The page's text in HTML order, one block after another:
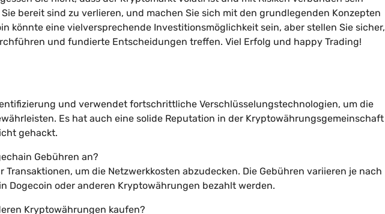
bereit sind zu verlieren, und machen Sie sich mit den grundlegenden Konzepten
könnte eine vielversprechende Investitionsmöglichkeit sein, aber stellen Sie sicher,
und fundierte Entscheidungen treffen. Viel Erfolg und happy Trading!
und verwendet fortschrittliche Verschlüsselungstechnologien, um die
Es hat auch eine solide Reputation in der Kryptowährungsgemeinschaft
gehackt.
Gebühren an?
um die Netzwerkkosten abzudecken. Die Gebühren variieren je nach
Dogecoin oder anderen Kryptowährungen bezahlt werden.
Kryptowährungen kaufen?